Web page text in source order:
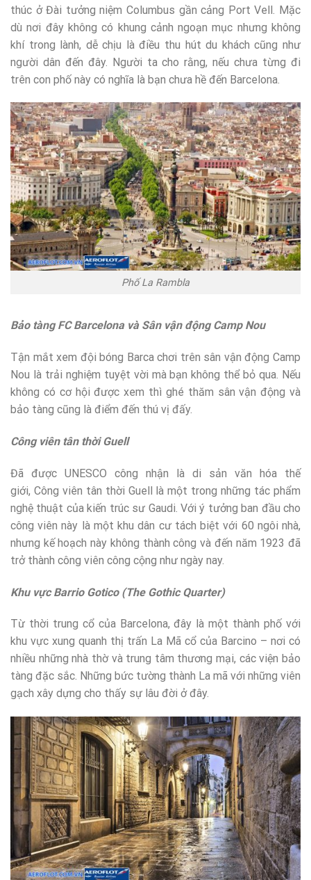
thúc ở Đài tưởng niệm Columbus gần cảng Port Vell. Mặc
dù nơi đây không có khung cảnh ngoạn mục nhưng không
khí trong lành, dễ chịu là điều thu hút du khách cũng như
người dân đến đây. Người ta cho rằng, nếu chưa từng đi
trên con phố này có nghĩa là bạn chưa hề đến Barcelona.
Phố La Rambla
Bảo tàng FC Barcelona và Sân vận động Camp Nou
Tận mắt xem đội bóng Barca chơi trên sân vận động Camp
Nou là trải nghiệm tuyệt vời mà bạn không thể bỏ qua. Nếu
không có cơ hội được xem thì ghé thăm sân vận động và
bảo tàng cũng là điểm đến thú vị đấy.
Công viên tân thời Guell
Đã được UNESCO công nhận là di sản văn hóa thế
giới, Công viên tân thời Guell là một trong những tác phẩm
nghệ thuật của kiến trúc sư Gaudi. Với ý tưởng ban đầu cho
công viên này là một khu dân cư tách biệt với 60 ngôi nhà,
nhưng kế hoạch này không thành công và đến năm 1923 đã
trở thành công viên công cộng như ngày nay.
Khu vực Barrio Gotico (The Gothic Quarter)
Từ thời trung cổ của Barcelona, đây là một thành phố với
khu vực xung quanh thị trấn La Mã cổ của Barcino – nơi có
nhiều những nhà thờ và trung tâm thương mại, các viện bảo
tàng đặc sắc. Những bức tường thành La mã với những viên
gạch xây dựng cho thấy sự lâu đời ở đây.